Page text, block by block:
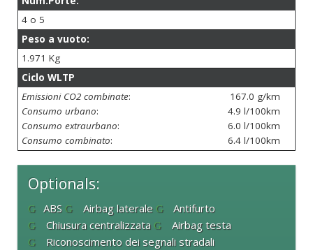
4 o 5
Peso a vuoto:
1.971 Kg
Ciclo WLTP
Emissioni CO2 combinate:
167.0 g/km
Consumo urbano:
4.9 l/100km
Consumo extraurbano:
6.0 l/100km
Consumo combinato: 6.4 l/100km
Optionals:
ABS Airbag laterale
Antifurto
Chiusura centralizzata
Airbag testa
Riconoscimento dei segnali stradali